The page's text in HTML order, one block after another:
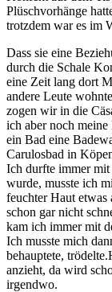
Plüschvorhänge
trotzdem war es im
Dass sie eine
durch die Schale
eine Zeit lang dort
andere Leute
zogen wir in die
ich aber noch
ein Bad eine
Carulosbad in
Ich durfte immer
wurde, musste ich
feuchter Haut etwas
schon gar nicht
kam ich immer mit
Ich musste mich
behauptete,
anzieht, da wird
irgendwo.